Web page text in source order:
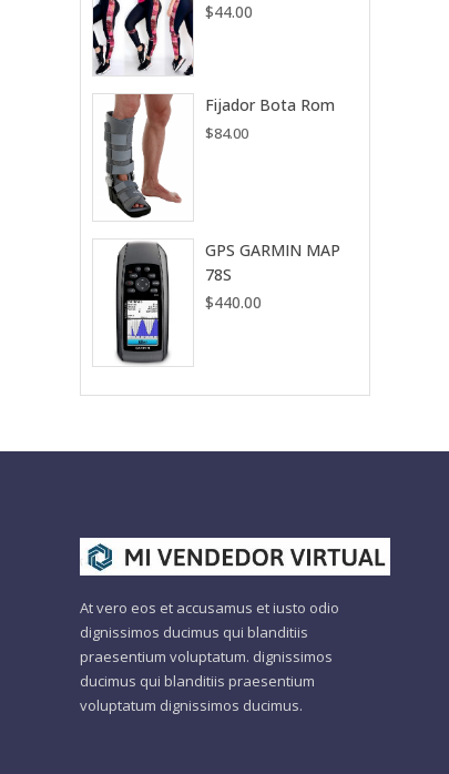
$44.00
Fijador Bota Rom
$84.00
GPS GARMIN MAP
78S
$440.00
At vero eos et accusamus et iusto odio
dignissimos ducimus qui blanditiis
praesentium voluptatum. dignissimos
ducimus qui blanditiis praesentium
voluptatum dignissimos ducimus.